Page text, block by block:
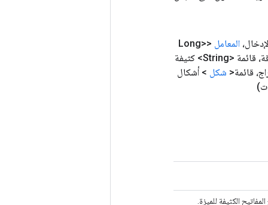
المعامل
<Long>
Defaults، قائمة <String> متفرقة، قائمة <String> كثيفة
قائمة< شكل > أشكال